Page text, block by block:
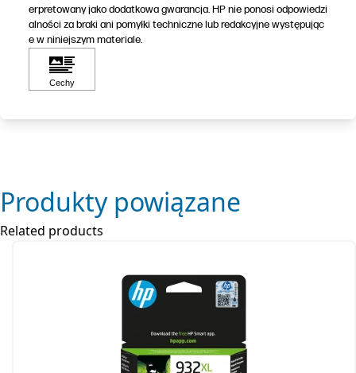
erpretowany jako dodatkowa gwarancja. HP nie ponosi odpowiedzi
alności za braki ani pomyłki techniczne lub redakcyjne występując
e w niniejszym materiale.
Produkty powiązane
Related products